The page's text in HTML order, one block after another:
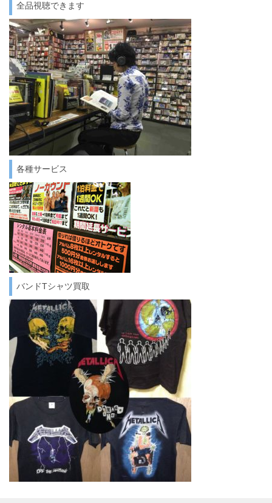
全品視聴できます
各種サービス
バンドTシャツ買取